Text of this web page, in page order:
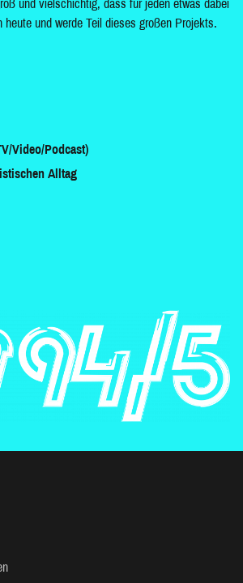
und vielschichtig, dass für jeden etwas dabei
und werde Teil dieses großen Projekts.
Video/Podcast)
Alltag